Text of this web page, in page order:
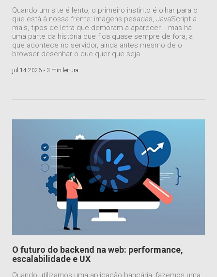
Quando um site é lento, o primeiro instinto é olhar para o
que está à nossa frente: imagens pesadas, JavaScript a
mais, tipos de letra que demoram a aparecer... mas há
uma parte da história que fica quase sempre de fora, a
que acontece no servidor, ainda antes mesmo de o
browser desenhar o que quer que seja.
jul 14 2026 • 3 min leitura
O futuro do backend na web: performance,
escalabilidade e UX
Quando utilizamos uma aplicação bancária, fazemos uma